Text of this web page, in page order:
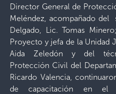
Director General de
Meléndez, acompañado
Delgado, Lic. Tomas
Proyecto y jefa de la Unidad
Aida Zeledón y del
Protección Civil del
Ricardo Valencia,
de capacitación en el